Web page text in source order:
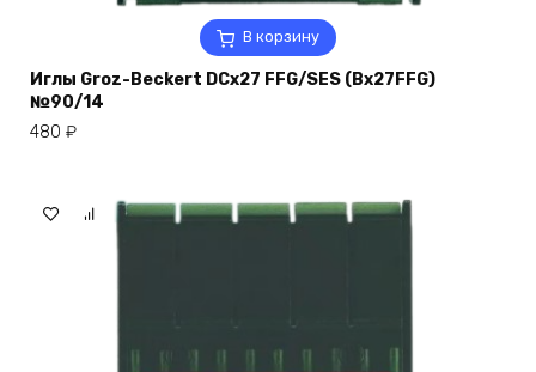
В корзину
Иглы Groz-Beckert DCx27 FFG/SES (Bx27FFG)
№90/14
480 ₽